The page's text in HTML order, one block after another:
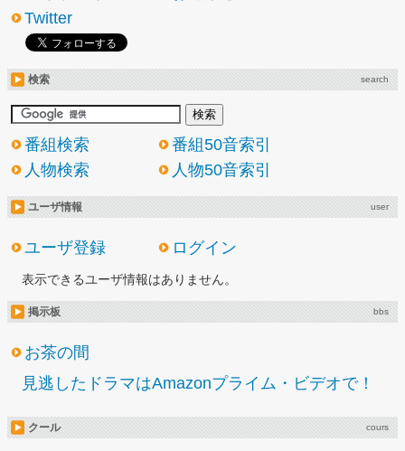
Twitter
検索 search
番組検索
番組50音索引
人物検索
人物50音索引
ユーザ情報 user
ユーザ登録 ログイン
表示できるユーザ情報はありません。
掲示板 bbs
お茶の間
見逃したドラマはAmazonプライム・ビデオで！
クール cours